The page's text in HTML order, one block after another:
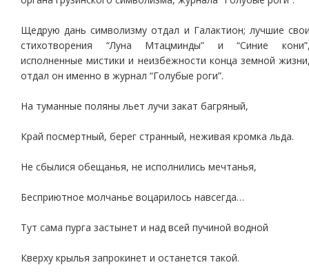
Щедрую дань символизму отдал и Галактион; лучшие
стихотворения “Луна Мтацминды” и “Синие
исполненные мистики и неизбежности конца земной
отдал он именно в журнал “Голубые роги”.
На туманные поляны льет лучи закат багряный,
Край посмертный, берег странный, неживая кромка льда.
Не сбылися обещанья, не исполнились мечтанья,
Бесприютное молчанье воцарилось навсегда…
Тут сама пурга застынет и над всей пучиной водной
Кверху крылья запрокинет и останется такой.